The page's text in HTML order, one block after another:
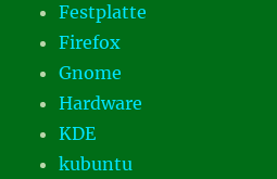
Festplatte
Firefox
Gnome
Hardware
KDE
kubuntu